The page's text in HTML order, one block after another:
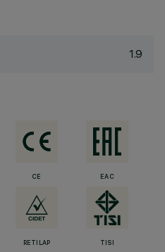
1.9
CE EAC
RETILAP TISI